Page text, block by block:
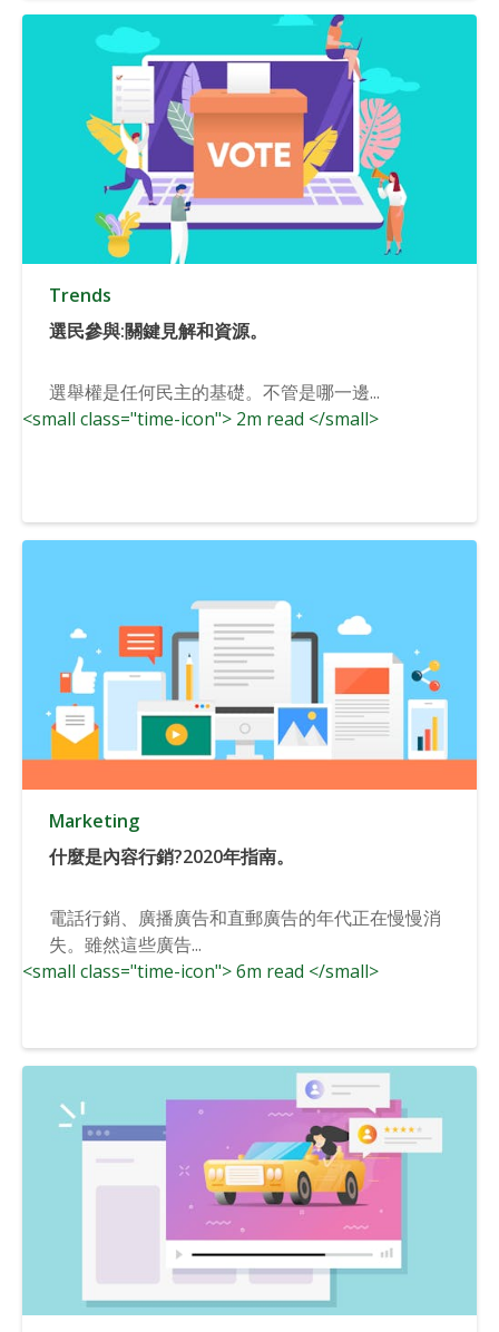
Trends
選民參與:關鍵見解和資源。
選舉權是任何民主的基礎。不管是哪一邊...
<small class="time-icon"> 2m read </small>
Marketing
什麼是內容行銷?2020年指南。
電話行銷、廣播廣告和直郵廣告的年代正在慢慢消
失。雖然這些廣告...
<small class="time-icon"> 6m read </small>